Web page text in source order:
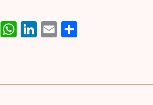
WhatsApp
LinkedIn
EmailShare